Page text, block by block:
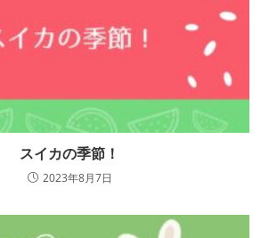
スイカの季節！
2023年8月7日